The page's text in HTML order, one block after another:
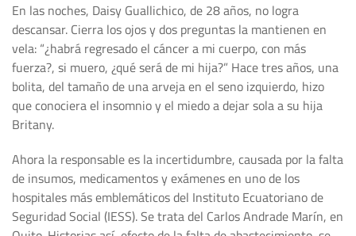
En las noches, Daisy Guallichico, de 28 años, no logra
descansar. Cierra los ojos y dos preguntas la mantienen en
vela: “¿habrá regresado el cáncer a mi cuerpo, con más
fuerza?, si muero, ¿qué será de mi hija?” Hace tres años, una
bolita, del tamaño de una arveja en el seno izquierdo, hizo
que conociera el insomnio y el miedo a dejar sola a su hija
Britany.
Ahora la responsable es la incertidumbre, causada por la falta
de insumos, medicamentos y exámenes en uno de los
hospitales más emblemáticos del Instituto Ecuatoriano de
Seguridad Social (IESS). Se trata del Carlos Andrade Marín, en